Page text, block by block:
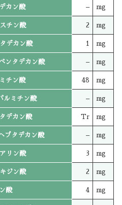
カン酸 – mg
チン酸 2 mg
デカン酸 1 mg
ンタデカン酸 – mg
チン酸 48 mg
ルミチン酸 – mg
デカン酸 Tr mg
プタデカン酸 – mg
リン酸 3 mg
ジン酸 2 mg
酸 4 mg